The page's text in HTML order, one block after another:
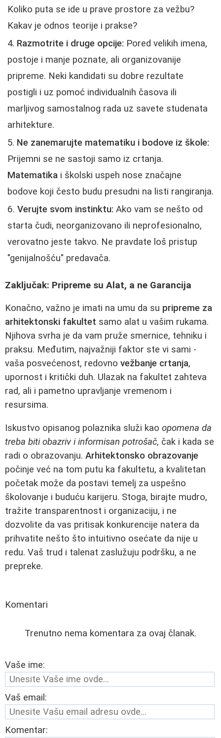
Koliko puta se ide u prave prostore za vežbu?
Kakav je odnos teorije i prakse?
Razmotrite i druge opcije: Pored velikih imena,
postoje i manje poznate, ali organizovanije
pripreme. Neki kandidati su dobre rezultate
postigli i uz pomoć individualnih časova ili
marljivog samostalnog rada uz savete studenata
arhitekture.
Ne zanemarujte matematiku i bodove iz škole:
Prijemni se ne sastoji samo iz crtanja.
Matematika i školski uspeh nose značajne
bodove koji često budu presudni na listi rangiranja.
Verujte svom instinktu: Ako vam se nešto od
starta čudi, neorganizovano ili neprofesionalno,
verovatno jeste takvo. Ne pravdate loš pristup
"genijalnošću" predavača.
Zaključak: Pripreme su Alat, a ne Garancija
Konačno, važno je imati na umu da su pripreme za
arhitektonski fakultet samo alat u vašim rukama.
Njihova svrha je da vam pruže smernice, tehniku i
praksu. Međutim, najvažniji faktor ste vi sami -
vaša posvećenost, redovno vežbanje crtanja,
upornost i kritički duh. Ulazak na fakultet zahteva
rad, ali i pametno upravljanje vremenom i
resursima.
Iskustvo opisanog polaznika služi kao opomena da
treba biti obazriv i informisan potrošač, čak i kada se
radi o obrazovanju. Arhitektonsko obrazovanje
počinje već na tom putu ka fakultetu, a kvalitetan
početak može da postavi temelj za uspešno
školovanje i buduću karijeru. Stoga, birajte mudro,
tražite transparentnost i organizaciju, i ne
dozvolite da vas pritisak konkurencije natera da
prihvatite nešto što intuitivno osećate da nije u
redu. Vaš trud i talenat zaslužuju podršku, a ne
prepreke.
Komentari
Trenutno nema komentara za ovaj članak.
Vaše ime:
Vaš email:
Komentar: